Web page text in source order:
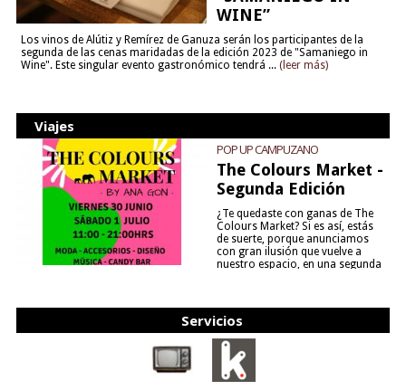
WINE”
Los vinos de Alútiz y Remírez de Ganuza serán los participantes de la
segunda de las cenas maridadas de la edición 2023 de "Samaniego in
Wine". Este singular evento gastronómico tendrá ... (leer más)
Viajes
POP UP CAMPUZANO
The Colours Market -
Segunda Edición
¿Te quedaste con ganas de The
Colours Market? Si es así, estás
de suerte, porque anunciamos
con gran ilusión que vuelve a
nuestro espacio, en una segunda
Servicios